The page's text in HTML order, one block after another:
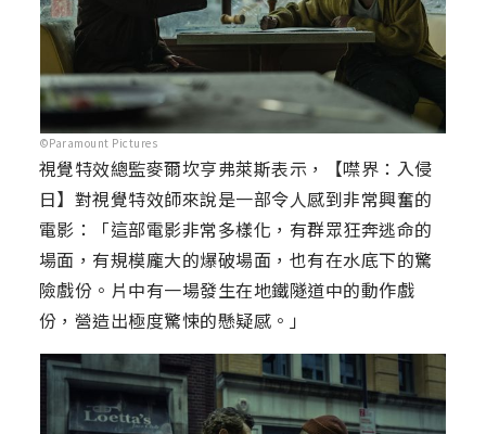
©Paramount Pictures
視覺特效總監麥爾坎亨弗萊斯表示，【噤界：入侵
日】對視覺特效師來說是一部令人感到非常興奮的
電影：「這部電影非常多樣化，有群眾狂奔逃命的
場面，有規模龐大的爆破場面，也有在水底下的驚
險戲份。片中有一場發生在地鐵隧道中的動作戲
份，營造出極度驚悚的懸疑感。」